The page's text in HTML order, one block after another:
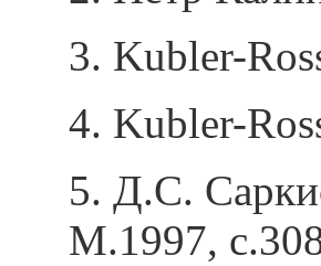
3. Kubler-
4. Kubler-
5. Д.С.
М.1997,